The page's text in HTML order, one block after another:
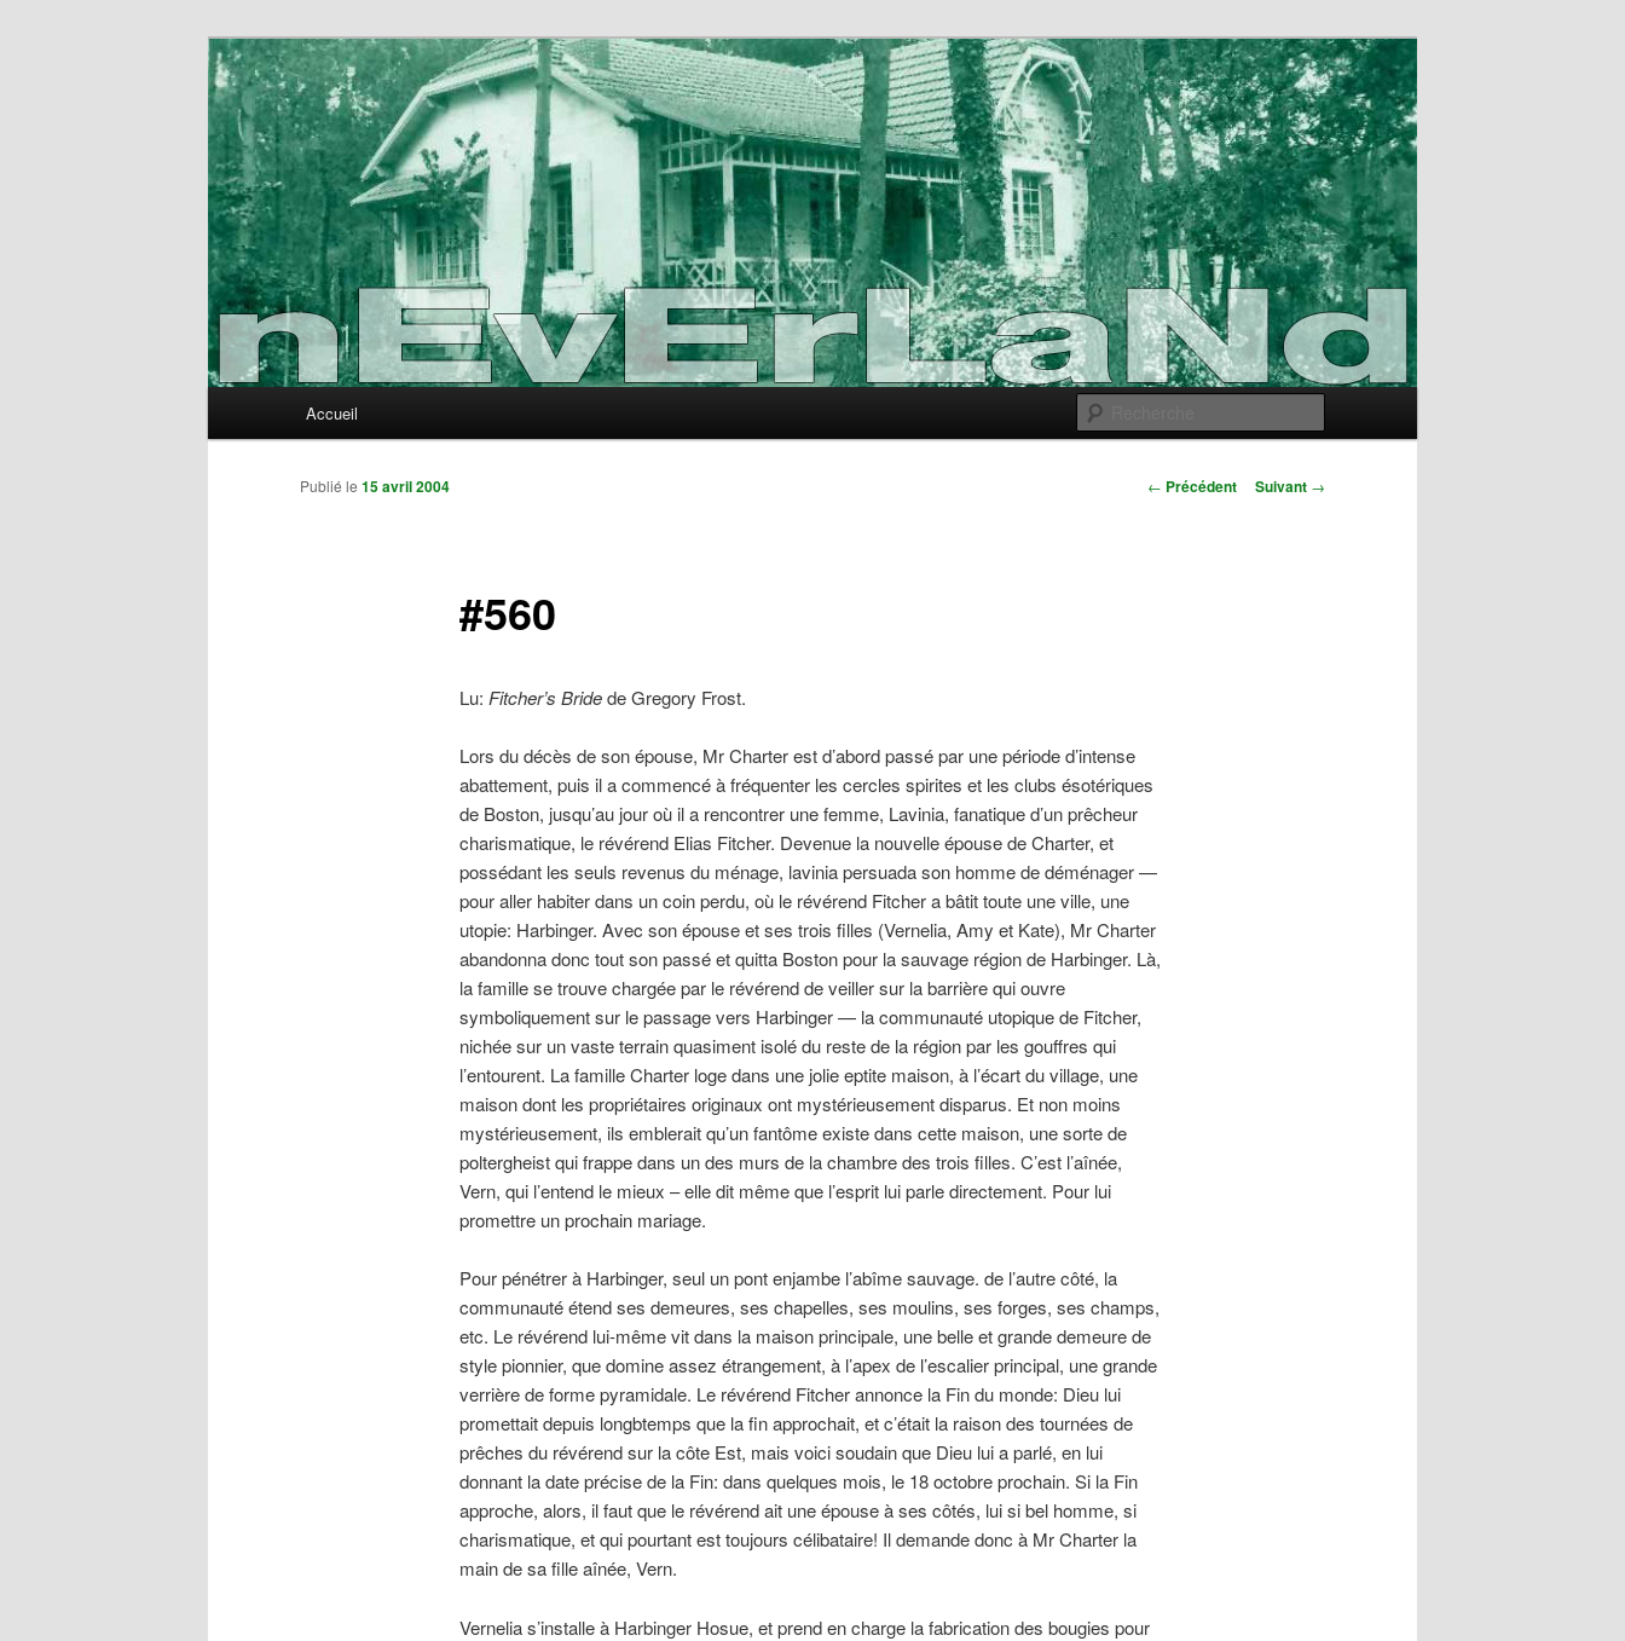
nEvErLaNd
Accueil
Navigation
← Précédent Suivant →
#560
Publié le 15 avril 2004
Lu: Fitcher’s Bridede Gregory Frost.
Lors du décès de son épouse, Mr Charter est d’abord passé par une période d’intense
abattement, puis il a commencé à fréquenter les cercles spirites et les clubs ésotériques
de Boston, jusqu’au jour où il a rencontrer une femme, Lavinia, fanatique d’un prêcheur
charismatique, le révérend Elias Fitcher. Devenue la nouvelle épouse de Charter, et
possédant les seuls revenus du ménage, lavinia persuada son homme de déménager —
pour aller habiter dans un coin perdu, où le révérend Fitcher a bâtit toute une ville, une
utopie: Harbinger. Avec son épouse et ses trois filles (Vernelia, Amy et Kate), Mr Charter
abandonna donc tout son passé et quitta Boston pour la sauvage région de Harbinger. Là,
la famille se trouve chargée par le révérend de veiller sur la barrière qui ouvre
symboliquement sur le passage vers Harbinger — la communauté utopique de Fitcher,
nichée sur un vaste terrain quasiment isolé du reste de la région par les gouffres qui
l’entourent. La famille Charter loge dans une jolie eptite maison, à l’écart du village, une
maison dont les propriétaires originaux ont mystérieusement disparus. Et non moins
mystérieusement, ils emblerait qu’un fantôme existe dans cette maison, une sorte de
poltergheist qui frappe dans un des murs de la chambre des trois filles. C’est l’aînée,
Vern, qui l’entend le mieux – elle dit même que l’esprit lui parle directement. Pour lui
promettre un prochain mariage.
Pour pénétrer à Harbinger, seul un pont enjambe l’abîme sauvage. de l’autre côté, la
communauté étend ses demeures, ses chapelles, ses moulins, ses forges, ses champs,
etc. Le révérend lui-même vit dans la maison principale, une belle et grande demeure de
style pionnier, que domine assez étrangement, à l’apex de l’escalier principal, une grande
verrière de forme pyramidale. Le révérend Fitcher annonce la Fin du monde: Dieu lui
promettait depuis longbtemps que la fin approchait, et c’était la raison des tournées de
prêches du révérend sur la côte Est, mais voici soudain que Dieu lui a parlé, en lui
donnant la date précise de la Fin: dans quelques mois, le 18 octobre prochain. Si la Fin
approche, alors, il faut que le révérend ait une épouse à ses côtés, lui si bel homme, si
charismatique, et qui pourtant est toujours célibataire! Il demande donc à Mr Charter la
main de sa fille aînée, Vern.
Vernelia s’installe à Harbinger Hosue, et prend en charge la fabrication des bougies pour